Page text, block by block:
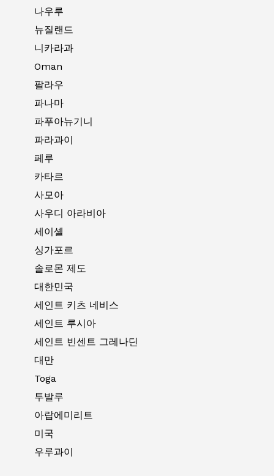
나우루
뉴질랜드
니카라과
Oman
팔라우
파나마
파푸아뉴기니
파라과이
페루
카타르
사모아
사우디 아라비아
세이셸
싱가포르
솔로몬 제도
대한민국
세인트 키츠 네비스
세인트 루시아
세인트 빈센트 그레나딘
대만
Toga
투발루
아랍에미리트
미국
우루과이